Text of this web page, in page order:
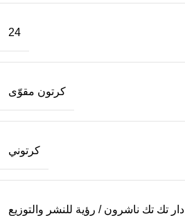
24
كرتون مقوّى
كرتوني
دار تك تك ناشرون / رؤية للنشر والتوزيع